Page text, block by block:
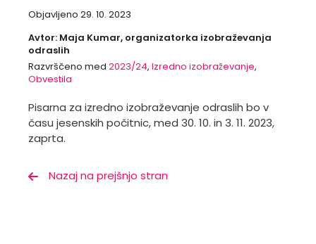
Objavljeno 29. 10. 2023
Avtor: Maja Kumar, organizatorka izobraževanja
odraslih
Razvrščeno med 2023/24, Izredno izobraževanje,
Obvestila
Pisarna za izredno izobraževanje odraslih bo v
času jesenskih počitnic, med 30. 10. in 3. 11. 2023,
zaprta.
Nazaj na prejšnjo stran